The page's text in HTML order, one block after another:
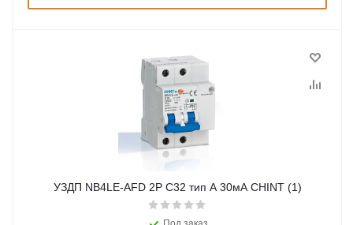
УЗДП NB4LE-AFD 2P C32 тип A 30мА CHINT (1)